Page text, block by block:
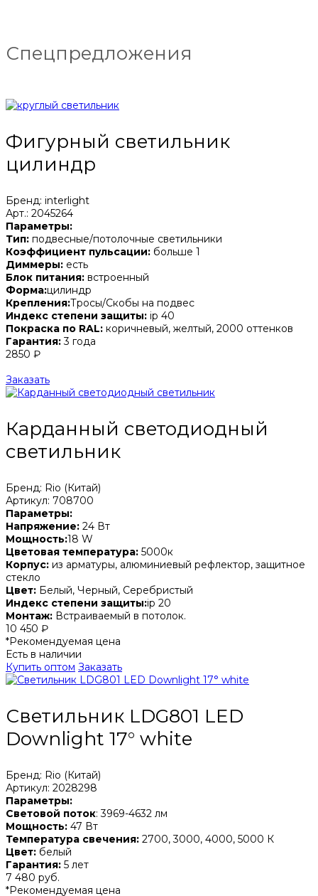
Спецпредложения
Фигурный светильник
цилиндр
Бренд: interlight
Арт.: 2045264
Параметры:
Тип: подвесные/потолочные светильники
Коэффициент пульсации: больше 1
Диммеры: есть
Блок питания: встроенный
Форма:цилиндр
Крепления:Тросы/Скобы на подвес
Индекс степени защиты: ip 40
Покраска по RAL: коричневый, желтый, 2000 оттенков
Гарантия:3 года
2850 ₽
Заказать
Карданный светодиодный
светильник
Бренд: Rio (Китай)
Артикул: 708700
Параметры:
Напряжение: 24 Вт
Мощность:18 W
Цветовая температура: 5000к
Корпус: из арматуры, алюминиевый рефлектор, защитное
стекло
Цвет: Белый, Черный, Серебристый
Индекс степени защиты:ip 20
Монтаж: Встраиваемый в потолок.
10 450 ₽
*Рекомендуемая цена
Есть в наличии
Купить оптом Заказать
Светильник LDG801 LED
Downlight 17° white
Бренд: Rio (Китай)
Артикул: 2028298
Параметры:
Световой поток: 3969-4632 лм
Мощность: 47 Вт
Температура свечения: 2700, 3000, 4000, 5000 К
Цвет: белый
Гарантия: 5 лет
7 480 руб.
*Рекомендуемая цена